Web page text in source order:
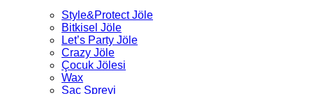
Style&Protect Jöle
Bitkisel Jöle
Let’s Party Jöle
Crazy Jöle
Çocuk Jölesi
Wax
Saç Spreyi